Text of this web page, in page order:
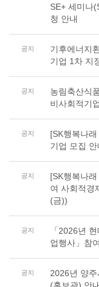
SE+ 세미나
청 안내
공지
기후에너지
기업 1차 지
공지
농림축산식
비사회적기
공지
[SK행복나
기업 모집
공지
[SK행복나
여 사회적경
(금))
공지
「2026년
업행사」참
공지
2026년 양